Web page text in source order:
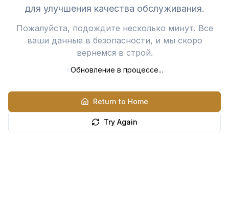
для улучшения качества обслуживания.
Пожалуйста, подождите несколько минут. Все
ваши данные в безопасности, и мы скоро
вернемся в строй.
Обновление в процессе...
Return to Home
Try Again